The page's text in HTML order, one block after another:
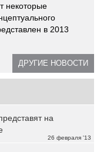
некоторые
в 2013
ДРУГИЕ НОВОСТИ
26 февраля '13
на